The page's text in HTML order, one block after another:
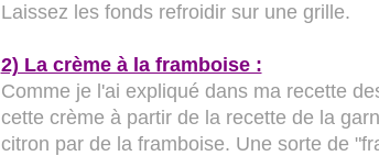
Laissez les fonds refroidir sur une grille.
2) La crème à la framboise :
Comme je l'ai expliqué dans ma recette
cette crème à partir de la recette de la
citron par de la framboise. Une sorte de